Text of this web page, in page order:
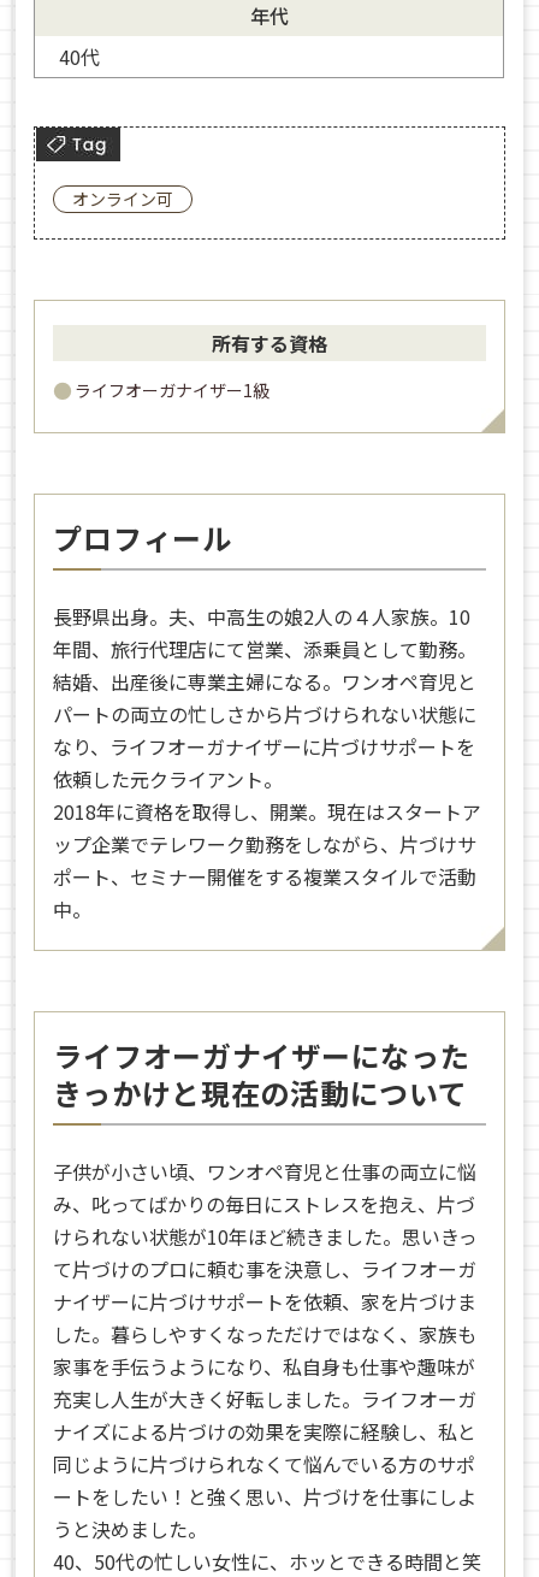
年代
40代
オンライン可
所有する資格
ライフオーガナイザー1級
プロフィール
長野県出身。夫、中高生の娘2人の４人家族。10
年間、旅行代理店にて営業、添乗員として勤務。
結婚、出産後に専業主婦になる。ワンオペ育児と
パートの両立の忙しさから片づけられない状態に
なり、ライフオーガナイザーに片づけサポートを
依頼した元クライアント。
2018年に資格を取得し、開業。現在はスタートア
ップ企業でテレワーク勤務をしながら、片づけサ
ポート、セミナー開催をする複業スタイルで活動
中。
ライフオーガナイザーになった
きっかけと現在の活動について
子供が小さい頃、ワンオペ育児と仕事の両立に悩
み、叱ってばかりの毎日にストレスを抱え、片づ
けられない状態が10年ほど続きました。思いきっ
て片づけのプロに頼む事を決意し、ライフオーガ
ナイザーに片づけサポートを依頼、家を片づけま
した。暮らしやすくなっただけではなく、家族も
家事を手伝うようになり、私自身も仕事や趣味が
充実し人生が大きく好転しました。ライフオーガ
ナイズによる片づけの効果を実際に経験し、私と
同じように片づけられなくて悩んでいる方のサポ
ートをしたい！と強く思い、片づけを仕事にしよ
うと決めました。
40、50代の忙しい女性に、ホッとできる時間と笑